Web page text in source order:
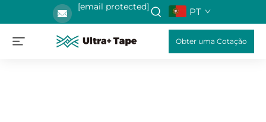
[email protected] PT
Obter uma Cotação